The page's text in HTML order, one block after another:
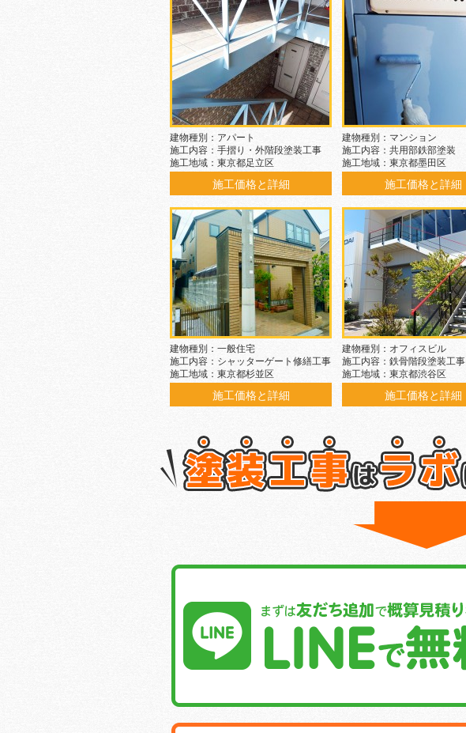
建物種別：アパート
施工内容：手摺り・外階段塗装工事
施工地域：東京都足立区
施工価格と詳細
建物種別：マンション
施工内容：共用部鉄部塗装
施工地域：東京都墨田区
施工価格と詳細
建物種別：一般住宅
施工内容：シャッターゲート修繕工事
施工地域：東京都杉並区
施工価格と詳細
建物種別：オフィスビル
施工内容：鉄骨階段塗装工事
施工地域：東京都渋谷区
施工価格と詳細